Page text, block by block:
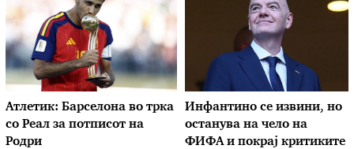
Атлетик: Барселона во трка
со Реал за потписот на
Родри
Инфантино се извини, но
останува на чело на
ФИФА и покрај критиките